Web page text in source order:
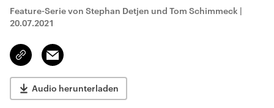
Feature-Serie von Stephan Detjen und Tom Schimmeck |
20.07.2021
Link
kopieren/teilen
Email
Audio herunterladen